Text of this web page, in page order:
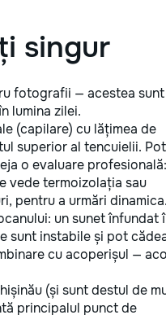
singur
fotografii — acestea sunt
lumina zilei.
(capilare) cu lățimea de
superior al tencuielii.
o evaluare profesională:
vede termoizolația sau
pentru a urmări dinamica.
un sunet înfundat
sunt instabile și pot
cu acoperișul —
(și sunt destul de
principalul punct de